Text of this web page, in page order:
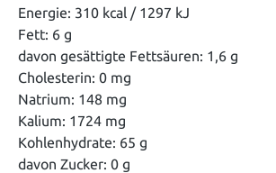
Energie: 310 kcal / 1297 kJ
Fett: 6 g
davon gesättigte Fettsäuren: 1,6 g
Cholesterin: 0 mg
Natrium: 148 mg
Kalium: 1724 mg
Kohlenhydrate: 65 g
davon Zucker: 0 g